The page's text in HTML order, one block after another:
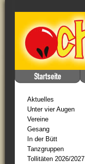
Aktuelles
Unter vier Augen
Vereine
Gesang
In der Bütt
Tanzgruppen
Tollitäten 2026/2027